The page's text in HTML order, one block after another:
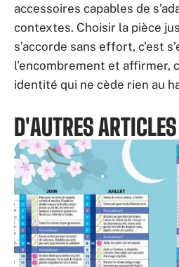
accessoires capables de
contextes. Choisir la pièce
s’accorde sans effort, c’est
l’encombrement et affirmer,
identité qui ne cède rien au
D'AUTRES ARTICLES